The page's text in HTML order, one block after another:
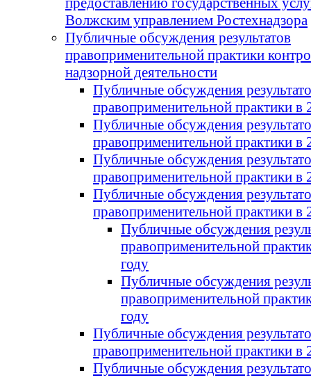
Волжским управлением Ростехнадзора
Публичные обсуждения результатов
правоприменительной практики
надзорной деятельности
Публичные обсуждения
правоприменительной практики в
Публичные обсуждения
правоприменительной практики в
Публичные обсуждения
правоприменительной практики в
Публичные обсуждения
правоприменительной практики в
Публичные обсуждения
правоприменительной
году
Публичные обсуждения
правоприменительной
году
Публичные обсуждения
правоприменительной практики в
Публичные обсуждения